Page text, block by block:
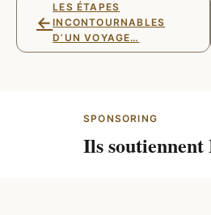
←
LES ÉTAPES
INCONTOURNABLES
D’UN VOYAGE…
SPONSORING
Ils